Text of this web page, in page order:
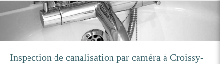
Inspection de canalisation par caméra à Croissy-